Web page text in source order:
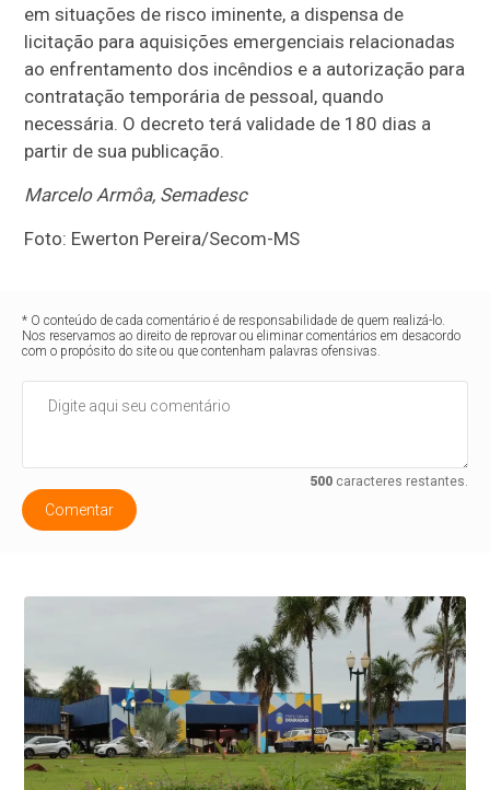
em situações de risco iminente, a dispensa de
licitação para aquisições emergenciais relacionadas
ao enfrentamento dos incêndios e a autorização para
contratação temporária de pessoal, quando
necessária. O decreto terá validade de 180 dias a
partir de sua publicação.
Marcelo Armôa, Semadesc
Foto: Ewerton Pereira/Secom-MS
* O conteúdo de cada comentário é de responsabilidade de quem realizá-lo.
Nos reservamos ao direito de reprovar ou eliminar comentários em desacordo
com o propósito do site ou que contenham palavras ofensivas.
500caracteres restantes.
Comentar